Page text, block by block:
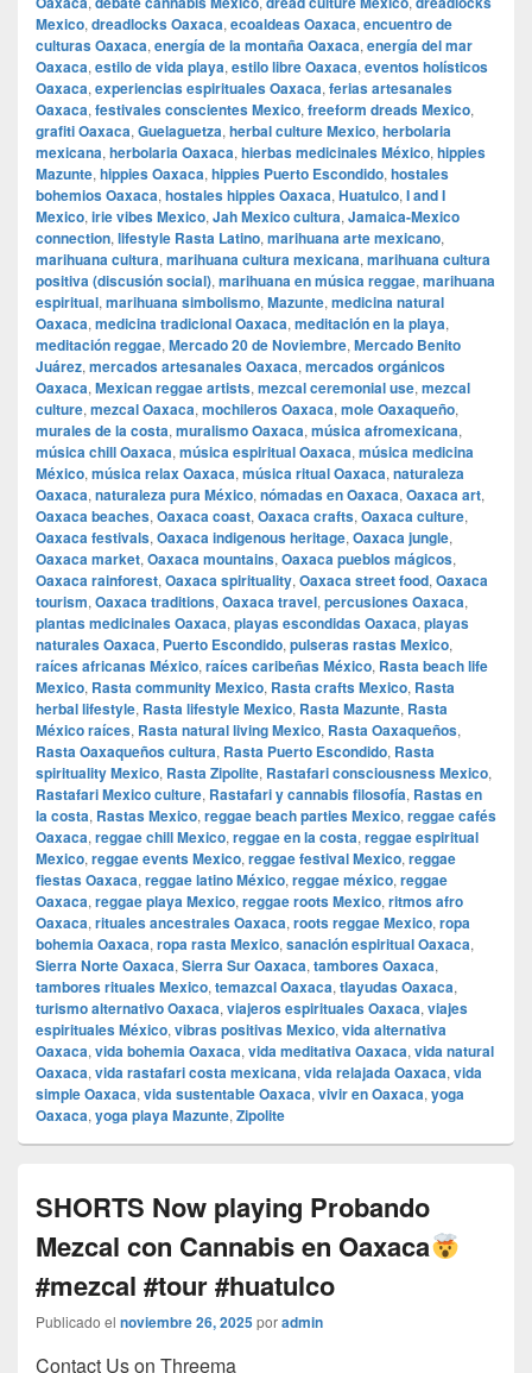
Mexico, dreadlocks Oaxaca, ecoaldeas Oaxaca, encuentro de
culturas Oaxaca, energía de la montaña Oaxaca, energía del mar
Oaxaca, estilo de vida playa, estilo libre Oaxaca, eventos holísticos
Oaxaca, experiencias espirituales Oaxaca, ferias artesanales
Oaxaca, festivales conscientes Mexico, freeform dreads Mexico,
grafiti Oaxaca, Guelaguetza, herbal culture Mexico, herbolaria
mexicana, herbolaria Oaxaca, hierbas medicinales México, hippies
Mazunte, hippies Oaxaca, hippies Puerto Escondido, hostales
bohemios Oaxaca, hostales hippies Oaxaca, Huatulco, I and I
Mexico, irie vibes Mexico, Jah Mexico cultura, Jamaica-Mexico
connection, lifestyle Rasta Latino, marihuana arte mexicano,
marihuana cultura, marihuana cultura mexicana, marihuana cultura
positiva (discusión social), marihuana en música reggae, marihuana
espiritual, marihuana simbolismo, Mazunte, medicina natural
Oaxaca, medicina tradicional Oaxaca, meditación en la playa,
meditación reggae, Mercado 20 de Noviembre, Mercado Benito
Juárez, mercados artesanales Oaxaca, mercados orgánicos
Oaxaca, Mexican reggae artists, mezcal ceremonial use, mezcal
culture, mezcal Oaxaca, mochileros Oaxaca, mole Oaxaqueño,
murales de la costa, muralismo Oaxaca, música afromexicana,
música chill Oaxaca, música espiritual Oaxaca, música medicina
México, música relax Oaxaca, música ritual Oaxaca, naturaleza
Oaxaca, naturaleza pura México, nómadas en Oaxaca, Oaxaca art,
Oaxaca beaches, Oaxaca coast, Oaxaca crafts, Oaxaca culture,
Oaxaca festivals, Oaxaca indigenous heritage, Oaxaca jungle,
Oaxaca market, Oaxaca mountains, Oaxaca pueblos mágicos,
Oaxaca rainforest, Oaxaca spirituality, Oaxaca street food, Oaxaca
tourism, Oaxaca traditions, Oaxaca travel, percusiones Oaxaca,
plantas medicinales Oaxaca, playas escondidas Oaxaca, playas
naturales Oaxaca, Puerto Escondido, pulseras rastas Mexico,
raíces africanas México, raíces caribeñas México, Rasta beach life
Mexico, Rasta community Mexico, Rasta crafts Mexico, Rasta
herbal lifestyle, Rasta lifestyle Mexico, Rasta Mazunte, Rasta
México raíces, Rasta natural living Mexico, Rasta Oaxaqueños,
Rasta Oaxaqueños cultura, Rasta Puerto Escondido, Rasta
spirituality Mexico, Rasta Zipolite, Rastafari consciousness Mexico,
Rastafari Mexico culture, Rastafari y cannabis filosofía, Rastas en
la costa, Rastas Mexico, reggae beach parties Mexico, reggae cafés
Oaxaca, reggae chill Mexico, reggae en la costa, reggae espiritual
Mexico, reggae events Mexico, reggae festival Mexico, reggae
fiestas Oaxaca, reggae latino México, reggae méxico, reggae
Oaxaca, reggae playa Mexico, reggae roots Mexico, ritmos afro
Oaxaca, rituales ancestrales Oaxaca, roots reggae Mexico, ropa
bohemia Oaxaca, ropa rasta Mexico, sanación espiritual Oaxaca,
Sierra Norte Oaxaca, Sierra Sur Oaxaca, tambores Oaxaca,
tambores rituales Mexico, temazcal Oaxaca, tlayudas Oaxaca,
turismo alternativo Oaxaca, viajeros espirituales Oaxaca, viajes
espirituales México, vibras positivas Mexico, vida alternativa
Oaxaca, vida bohemia Oaxaca, vida meditativa Oaxaca, vida natural
Oaxaca, vida rastafari costa mexicana, vida relajada Oaxaca, vida
simple Oaxaca, vida sustentable Oaxaca, vivir en Oaxaca, yoga
Oaxaca, yoga playa Mazunte, Zipolite
SHORTS Now playing Probando
Mezcal con Cannabis en Oaxaca
#mezcal #tour #huatulco
Publicado el noviembre 26, 2025poradmin
Contact Us on Threema